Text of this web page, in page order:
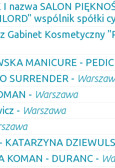
nazwa SALON
wspólnik spółki
Gabinet Kosmetyczny
MANICURE -
SURRENDER -
- Warszawa
- Warszawa
KATARZYNA
KOMAN - DURANC -